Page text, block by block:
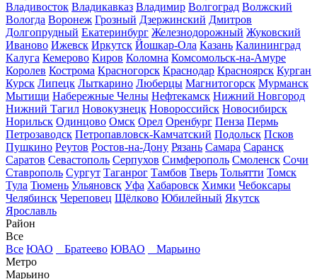
Владивосток Владикавказ Владимир Волгоград Волжский
Вологда Воронеж Грозный Дзержинский Дмитров
Долгопрудный Екатеринбург Железнодорожный Жуковский
Иваново Ижевск Иркутск Йошкар-Ола Казань Калининград
Калуга Кемерово Киров Коломна Комсомольск-на-Амуре
Королев Кострома Красногорск Краснодар Красноярск Курган
Курск Липецк Лыткарино Люберцы Магнитогорск Мурманск
Мытищи Набережные Челны Нефтекамск Нижний Новгород
Нижний Тагил Новокузнецк Новороссийск Новосибирск
Норильск Одинцово Омск Орел Оренбург Пенза Пермь
Петрозаводск Петропавловск-Камчатский Подольск Псков
Пушкино Реутов Ростов-на-Дону Рязань Самара Саранск
Саратов Севастополь Серпухов Симферополь Смоленск Сочи
Ставрополь Сургут Таганрог Тамбов Тверь Тольятти Томск
Тула Тюмень Ульяновск Уфа Хабаровск Химки Чебоксары
Челябинск Череповец Щёлково Юбилейный Якутск
Ярославль
Район
Все
Все ЮАО Братеево ЮВАО
Марьино
Метро
Марьино